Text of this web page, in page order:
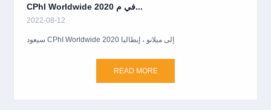
CPhI Worldwide 2020 في م...
2022-08-12
سيعود CPhI Worldwide 2020 إلى ميلانو ، إيطاليا
READ MORE